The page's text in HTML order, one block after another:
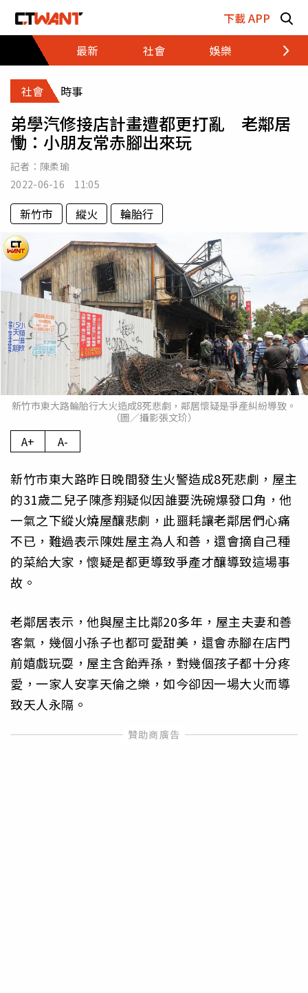
下載 APP
最新
社會 娛樂 財經
社會 時事
弟學汽修接店計畫遭都更打亂 老鄰居
慟：小朋友常赤腳出來玩
記者： 陳柔瑜
2022-06-16 11:05
新竹市 縱火 輪胎行
新竹市東大路輪胎行大火造成8死悲劇，鄰居懷疑是爭產糾紛導致。
（圖／攝影張文玠）
A+ A-
新竹市東大路昨日晚間發生火警造成8死悲劇，屋主
的31歲二兒子陳彥翔疑似因誰要洗碗爆發口角，他
一氣之下縱火燒屋釀悲劇，此噩耗讓老鄰居們心痛
不已，難過表示陳姓屋主為人和善，還會摘自己種
的菜給大家，懷疑是都更導致爭產才釀導致這場事
故。
老鄰居表示，他與屋主比鄰20多年，屋主夫妻和善
客氣，幾個小孫子也都可愛甜美，還會赤腳在店門
前嬉戲玩耍，屋主含飴弄孫，對幾個孩子都十分疼
愛，一家人安享天倫之樂，如今卻因一場大火而導
致天人永隔。